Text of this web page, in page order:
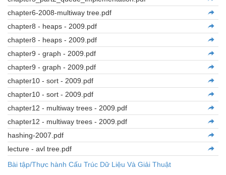
chapter6-2008-multiway tree.pdf
chapter8 - heaps - 2009.pdf
chapter8 - heaps - 2009.pdf
chapter9 - graph - 2009.pdf
chapter9 - graph - 2009.pdf
chapter10 - sort - 2009.pdf
chapter10 - sort - 2009.pdf
chapter12 - multiway trees - 2009.pdf
chapter12 - multiway trees - 2009.pdf
hashing-2007.pdf
lecture - avl tree.pdf
Bài tập/Thực hành Cấu Trúc Dữ Liệu Và Giải Thuật